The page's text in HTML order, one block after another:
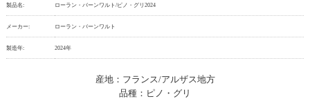
製品名: ローラン・バーンワルト/ピノ・グリ2024
メーカー: ローラン・バーンワルト
製造年: 2024年
産地：フランス/アルザス地方
品種：ピノ・グリ